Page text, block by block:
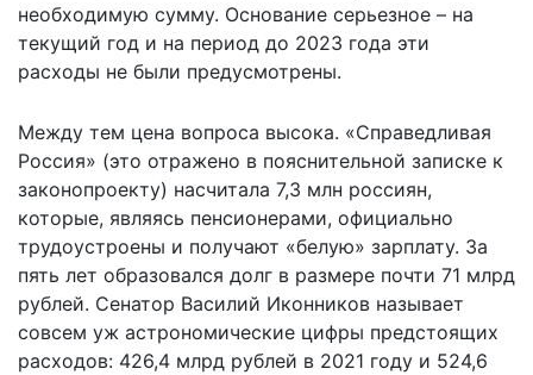
необходимую сумму. Основание серьезное – на
текущий год и на период до 2023 года эти
расходы не были предусмотрены.
Между тем цена вопроса высока. «Справедливая
Россия» (это отражено в пояснительной записке к
законопроекту) насчитала 7,3 млн россиян,
которые, являясь пенсионерами, официально
трудоустроены и получают «белую» зарплату. За
пять лет образовался долг в размере почти 71 млрд
рублей. Сенатор Василий Иконников называет
совсем уж астрономические цифры предстоящих
расходов: 426,4 млрд рублей в 2021 году и 524,6